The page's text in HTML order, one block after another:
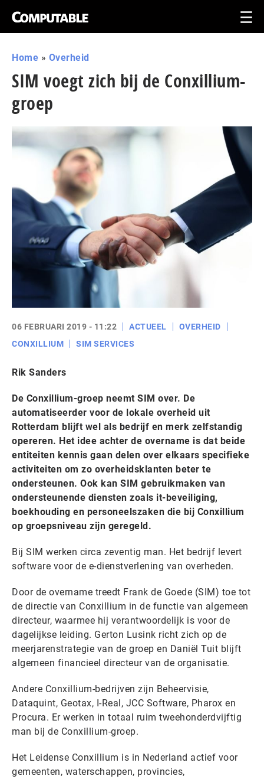
Home » Overheid
SIM voegt zich bij de Conxillium-
groep
06 FEBRUARI 2019 - 11:22 ACTUEEL
OVERHEID
CONXILLIUM
SIM SERVICES
Rik Sanders
De Conxillium-groep neemt SIM over. De
automatiseerder voor de lokale overheid uit
Rotterdam blijft wel als bedrijf en merk zelfstandig
opereren. Het idee achter de overname is dat beide
entiteiten kennis gaan delen over elkaars specifieke
activiteiten om zo overheidsklanten beter te
ondersteunen. Ook kan SIM gebruikmaken van
ondersteunende diensten zoals it-beveiliging,
boekhouding en personeelszaken die bij Conxillium
op groepsniveau zijn geregeld.
Bij SIM werken circa zeventig man. Het bedrijf levert
software voor de e-dienstverlening van overheden.
Door de overname treedt Frank de Goede (SIM) toe tot
de directie van Conxillium in de functie van algemeen
directeur, waarmee hij verantwoordelijk is voor de
dagelijkse leiding. Gerton Lusink richt zich op de
meerjarenstrategie van de groep en Daniël Tuit blijft
algemeen financieel directeur van de organisatie.
Andere Conxillium-bedrijven zijn Beheervisie,
Dataquint, Geotax, I-Real, JCC Software, Pharox en
Procura. Er werken in totaal ruim tweehonderdvijftig
man bij de Conxillium-groep.
Het Leidense Conxillium is in Nederland actief voor
gemeenten, waterschappen, provincies,